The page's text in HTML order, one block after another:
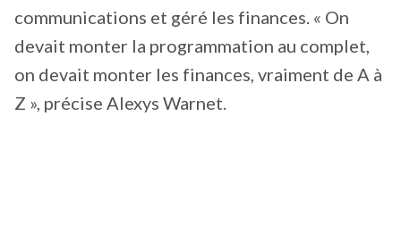
communications et géré les finances. « On
devait monter la programmation au complet,
on devait monter les finances, vraiment de A à
Z », précise Alexys Warnet.